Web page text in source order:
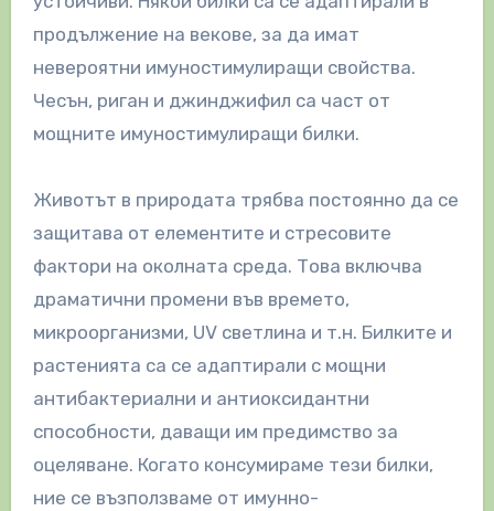
продължение на векове, за да имат
невероятни имуностимулиращи свойства.
Чесън, риган и джинджифил са част от
мощните имуностимулиращи билки.
Животът в природата трябва постоянно да се
защитава от елементите и стресовите
фактори на околната среда. Това включва
драматични промени във времето,
микроорганизми, UV светлина и т.н. Билките и
растенията са се адаптирали с мощни
антибактериални и антиоксидантни
способности, даващи им предимство за
оцеляване. Когато консумираме тези билки,
ние се възползваме от имунно-